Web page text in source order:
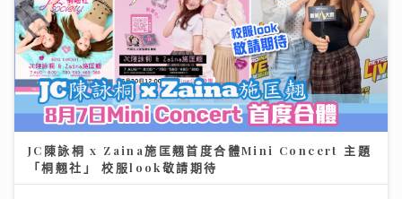
JC陳詠桐 x Zaina施匡翹首度合體Mini Concert 主題
「桐翹社」 校服look敬請期待